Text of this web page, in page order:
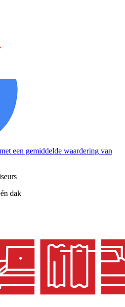
met een gemiddelde waardering van
dak